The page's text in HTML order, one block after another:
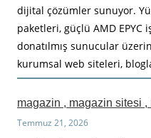
dijital çözümler sunuyor.
paketleri, güçlü AMD EPYC
donatılmış sunucular
kurumsal web siteleri,
magazin , magazin sitesi
Temmuz 21, 2026